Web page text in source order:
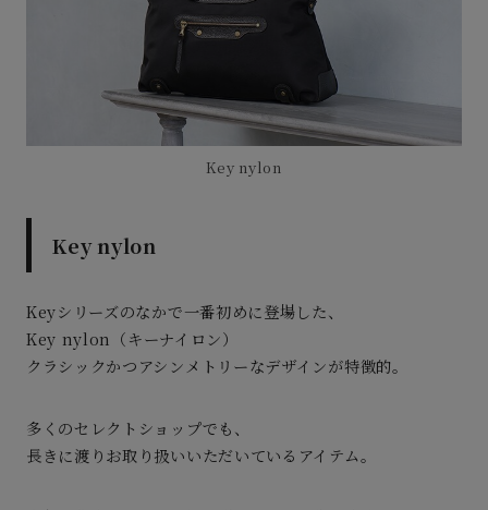
Key nylon
Key nylon
Keyシリーズのなかで一番初めに登場した、
Key nylon（キーナイロン）
クラシックかつアシンメトリーなデザインが特徴的。
多くのセレクトショップでも、
長きに渡りお取り扱いいただいているアイテム。